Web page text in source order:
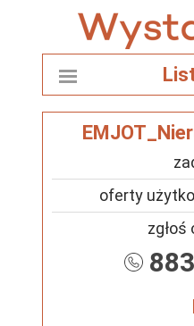
oferty
zgłoś